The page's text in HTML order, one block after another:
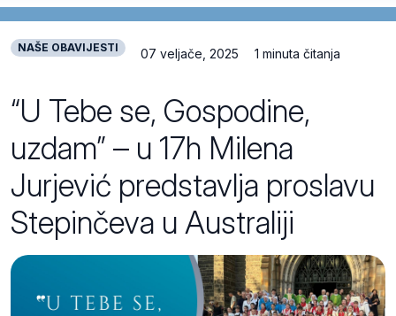
NAŠE OBAVIJESTI 07 veljače, 2025 1 minuta čitanja
“U Tebe se, Gospodine,
uzdam” – u 17h Milena
Jurjević predstavlja proslavu
Stepinčeva u Australiji